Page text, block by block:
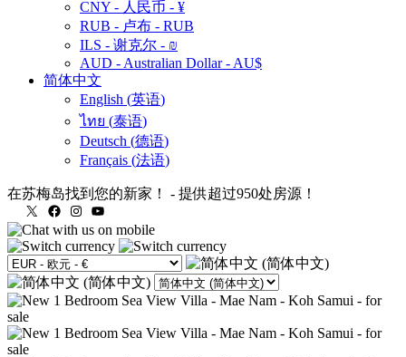
CNY - 人民币 - ¥
RUB - 卢布 - RUB
ILS - 谢克尔 - ₪
AUD - Australian Dollar - AU$
简体中文
English (英语)
ไทย (泰语)
Deutsch (德语)
Français (法语)
在苏梅岛找到您的新家！ - 提供超过950处房源！
X
FacebookInstagram